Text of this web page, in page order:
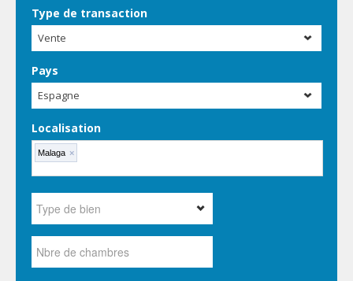
Type de transaction
Vente
Pays
Espagne
Localisation
Malaga ×